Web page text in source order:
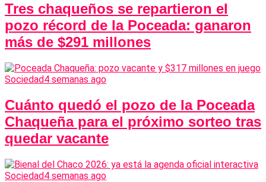
Tres chaqueños se repartieron el
pozo récord de la Poceada: ganaron
más de $291 millones
Sociedad4 semanas ago
Cuánto quedó el pozo de la Poceada
Chaqueña para el próximo sorteo tras
quedar vacante
Sociedad4 semanas ago